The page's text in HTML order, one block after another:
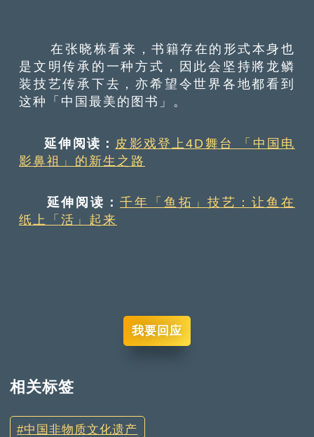
在张晓栋看来，书籍存在的形式本身也
是文明传承的一种方式，因此会坚持將龙鳞
装技艺传承下去，亦希望令世界各地都看到
这种「中国最美的图书」。
延伸阅读： 皮影戏登上4D舞台 「中国电
影鼻祖」的新生之路
延伸阅读：千年「鱼拓」技艺：让鱼在
纸上「活」起来
我要回应
相关标签
中国非物质文化遗产